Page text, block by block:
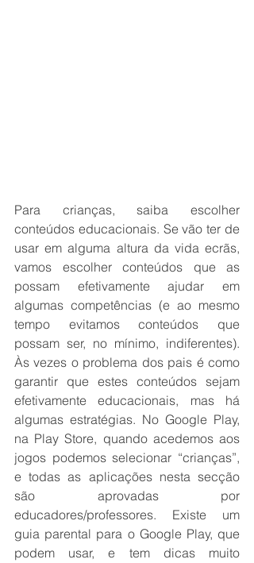
Para crianças, saiba escolher
conteúdos educacionais. Se vão ter de
usar em alguma altura da vida ecrãs,
vamos escolher conteúdos que as
possam efetivamente ajudar em
algumas competências (e ao mesmo
tempo evitamos conteúdos que
possam ser, no mínimo, indiferentes).
Às vezes o problema dos pais é como
garantir que estes conteúdos sejam
efetivamente educacionais, mas há
algumas estratégias. No Google Play,
na Play Store, quando acedemos aos
jogos podemos selecionar “crianças”,
e todas as aplicações nesta secção
são aprovadas por
educadores/professores. Existe um
guia parental para o Google Play, que
podem usar, e tem dicas muito